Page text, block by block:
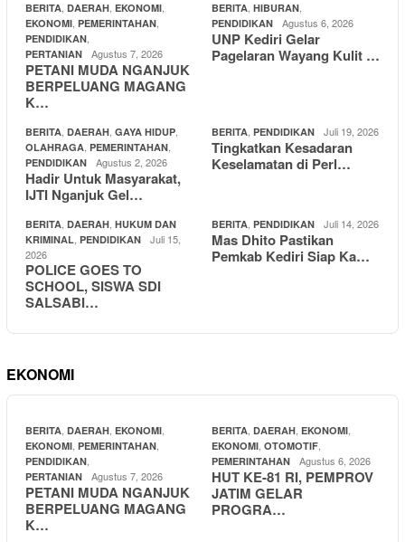
BERITA DAERAH EKONOMI
EKONOMI PEMERINTAHAN
PENDIDIKAN
PERTANIAN Agustus 7, 2026
PETANI MUDA NGANJUK
BERPELUANG MAGANG
K…
BERITA HIBURAN
PENDIDIKAN Agustus 6, 2026
UNP Kediri Gelar
Pagelaran Wayang Kulit …
BERITA DAERAH GAYA HIDUP
OLAHRAGA PEMERINTAHAN
PENDIDIKAN Agustus 2, 2026
Hadir Untuk Masyarakat,
IJTI Nganjuk Gel…
BERITA PENDIDIKAN Juli 19, 2026
Tingkatkan Kesadaran
Keselamatan di Perl…
BERITA DAERAH HUKUM DAN
KRIMINAL PENDIDIKAN
Juli 15,
2026
POLICE GOES TO
SCHOOL, SISWA SDI
SALSABI…
BERITA PENDIDIKAN Juli 14, 2026
Mas Dhito Pastikan
Pemkab Kediri Siap Ka…
EKONOMI
BERITA DAERAH EKONOMI
EKONOMI PEMERINTAHAN
PENDIDIKAN
PERTANIAN Agustus 7, 2026
PETANI MUDA NGANJUK
BERPELUANG MAGANG
K…
BERITA DAERAH EKONOMI
EKONOMI OTOMOTIF
PEMERINTAHAN Agustus 6, 2026
HUT KE-81 RI, PEMPROV
JATIM GELAR
PROGRA…